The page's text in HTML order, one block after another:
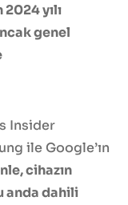
yılı
genel
Insider
ile Google’ın
cihazın
anda dahili